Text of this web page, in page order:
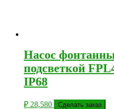
Насос
подсветкой
IP68
₽ 28,580 Сделать заказ